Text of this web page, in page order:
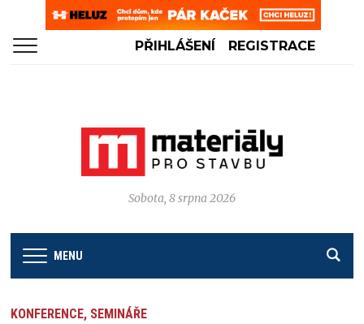
PŘIHLÁŠENÍ REGISTRACE
Sobota, 8 srpna 2026
MENU
KONFERENCE, SEMINÁŘE